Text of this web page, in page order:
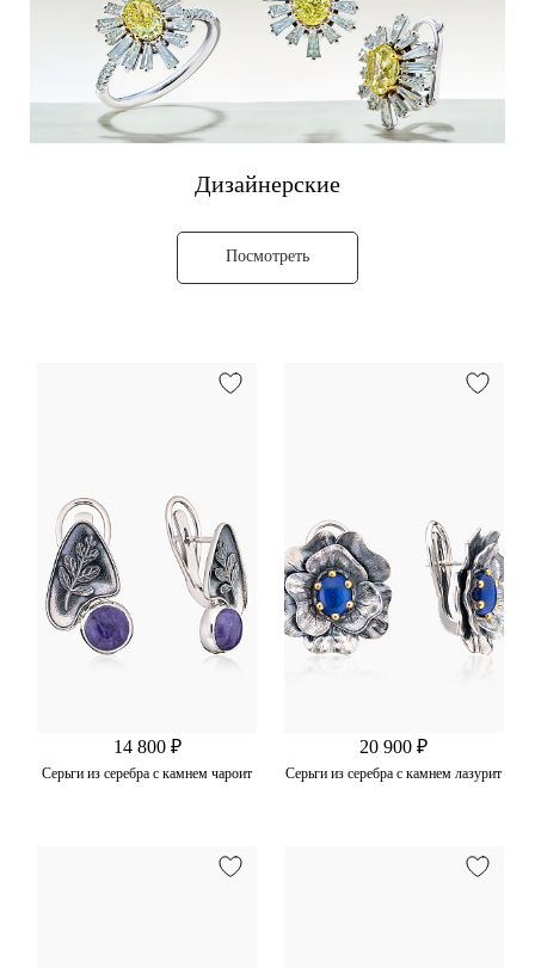
Дизайнерские
Посмотреть
14 800 ₽
Серьги из серебра с камнем чароит
20 900 ₽
Серьги из серебра с камнем лазурит